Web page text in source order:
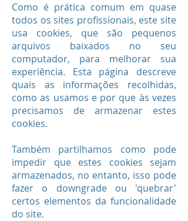
Como é prática comum em quase
todos os sites profissionais, este site
usa cookies, que são pequenos
arquivos baixados no seu
computador, para melhorar sua
experiência. Esta página descreve
quais as informações recolhidas,
como as usamos e por que às vezes
precisamos de armazenar estes
cookies.
Também partilhamos como pode
impedir que estes cookies sejam
armazenados, no entanto, isso pode
fazer o downgrade ou 'quebrar'
certos elementos da funcionalidade
do site.